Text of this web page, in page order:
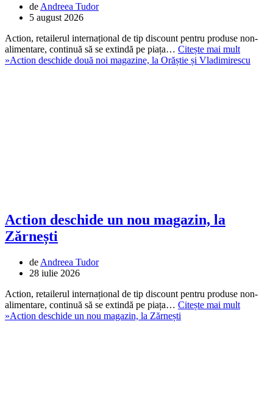
de Andreea Tudor
5 august 2026
Action, retailerul internațional de tip discount pentru produse non-
alimentare, continuă să se extindă pe piața… Citește mai mult
»Action deschide două noi magazine, la Orăștie și Vladimirescu
Action deschide un nou magazin, la
Zărnești
de Andreea Tudor
28 iulie 2026
Action, retailerul internațional de tip discount pentru produse non-
alimentare, continuă să se extindă pe piața… Citește mai mult
»Action deschide un nou magazin, la Zărnești